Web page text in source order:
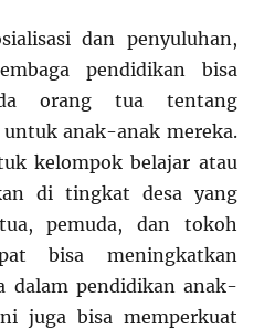
dan penyuluhan,
pendidikan bisa
orang tua tentang
anak-anak mereka.
kelompok belajar atau
di tingkat desa yang
pemuda, dan tokoh
bisa meningkatkan
dalam pendidikan anak-
juga bisa memperkuat